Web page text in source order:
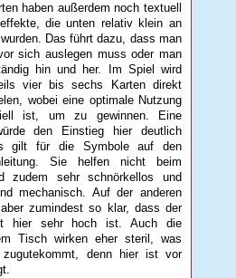
haben außerdem noch textuell
die unten relativ klein an
Das führt dazu, dass man
sich auslegen muss oder man
hin und her. Im Spiel wird
vier bis sechs Karten direkt
wobei eine optimale Nutzung
ist, um zu gewinnen. Eine
den Einstieg hier deutlich
gilt für die Symbole auf den
Sie helfen nicht beim
zudem sehr schnörkellos und
mechanisch. Auf der anderen
zumindest so klar, dass der
hier sehr hoch ist. Auch die
Tisch wirken eher steril, was
denn hier ist vor